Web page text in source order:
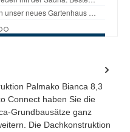
Palmako Bianca 8,3
Connect haben Sie die
Grundbausätze ganz
Die Dachkonstruktion